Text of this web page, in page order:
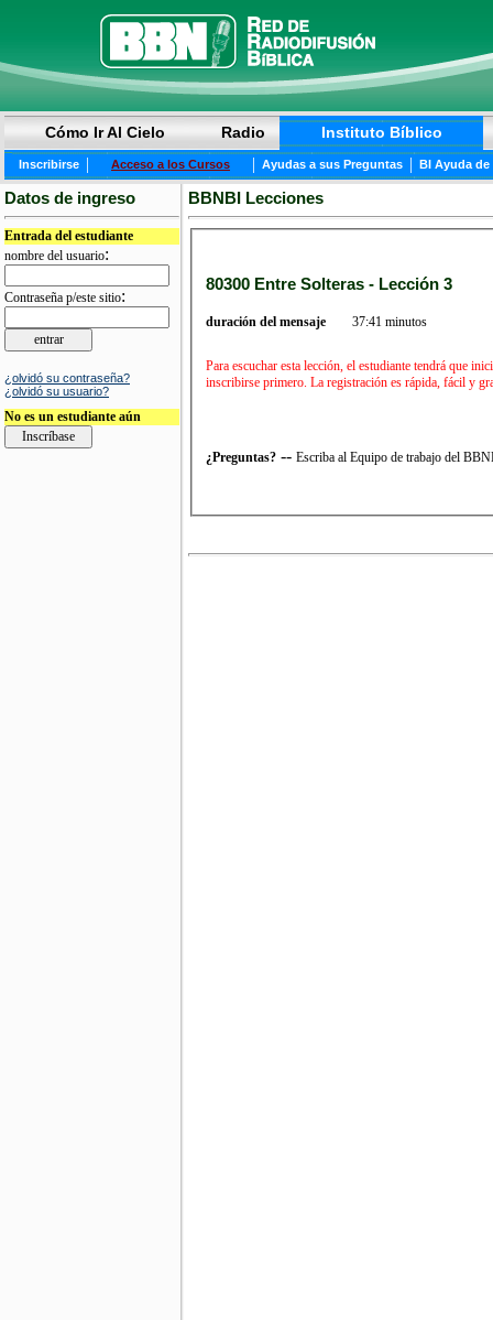
Cómo Ir Al Cielo Radio Instituto Bíblico
Inscribirse | Acceso a los Cursos | Ayudas a sus Preguntas | BI Ayuda
Datos de ingreso
Entrada del estudiante
nombre del usuario:
Contraseña p/este sitio:
¿olvidó su contraseña?
¿olvidó su usuario?
No es un estudiante aún
BBNBI Lecciones
80300 Entre Solteras - Lección 3
duración del mensaje 37:41 minutos
Para escuchar esta lección, el estudiante tendrá que
inscribirse primero. La registración es rápida, fácil y
¿Preguntas? -- Escriba al Equipo de trabajo del